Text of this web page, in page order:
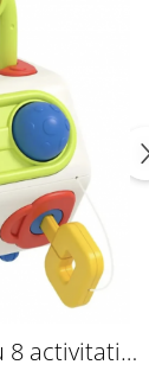
8 activitati